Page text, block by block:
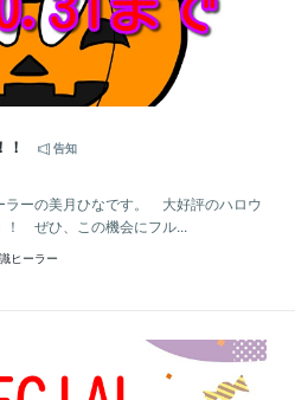
告知
ーの美月ひなです。 大好評のハロウ
！ ぜひ、この機会にフル...
ヒーラー